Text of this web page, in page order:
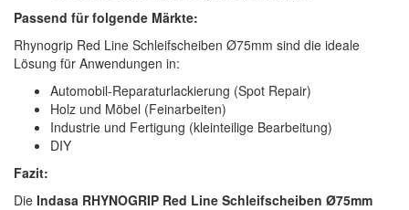
Passend für folgende Märkte:
Rhynogrip Red Line Schleifscheiben Ø75mm sind die ideale
Lösung für Anwendungen in:
Automobil-Reparaturlackierung (Spot Repair)
Holz und Möbel (Feinarbeiten)
Industrie und Fertigung (kleinteilige Bearbeitung)
DIY
Fazit:
Die Indasa RHYNOGRIP Red Line Schleifscheiben Ø75mm